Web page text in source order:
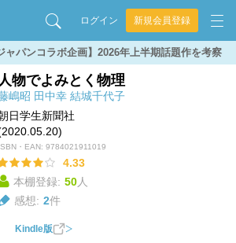
ログイン 新規会員登録
ャパンコラボ企画】2026年上半期話題作を考察
人物でよみとく物理
嶋昭 田中幸 結城千代子
日学生新聞社
・EAN: 9784021911019
4.33
本棚登録: 50人
感想: 2件
Kindle版